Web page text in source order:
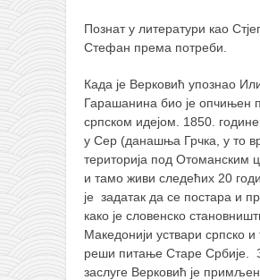
Познат у литератури као
Стефан према потреби.
Када је Верковић упознао
Гарашанина био је опчињен
српском идејом. 1850.
у Сер (данашња Грчка, у то
територија под Отоманским
и тамо живи следећих 20
је задатак да се постара и
како је словенско
Македонији уствари српско и
реши питање Старе Србије.
заслуге Верковић је